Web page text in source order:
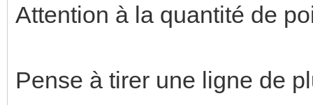
Attention à la quantité de
Pense à tirer une ligne de